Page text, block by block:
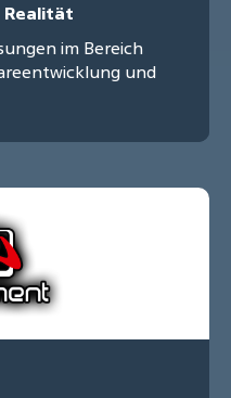
Realität
im Bereich
und